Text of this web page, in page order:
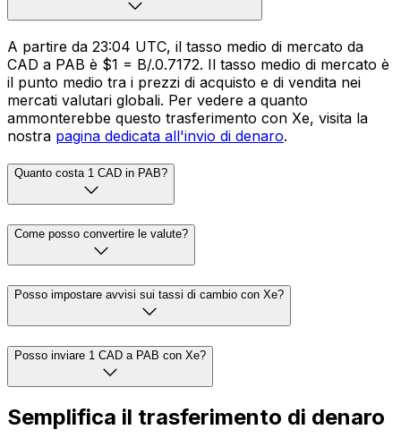
A partire da 23:04 UTC, il tasso medio di mercato da
CAD a PAB è $1 = B/.0.7172. Il tasso medio di mercato è
il punto medio tra i prezzi di acquisto e di vendita nei
mercati valutari globali. Per vedere a quanto
ammonterebbe questo trasferimento con Xe, visita la
nostra pagina dedicata all'invio di denaro.
Quanto costa 1 CAD in PAB?
Come posso convertire le valute?
Posso impostare avvisi sui tassi di cambio con Xe?
Posso inviare 1 CAD a PAB con Xe?
Semplifica il trasferimento di denaro